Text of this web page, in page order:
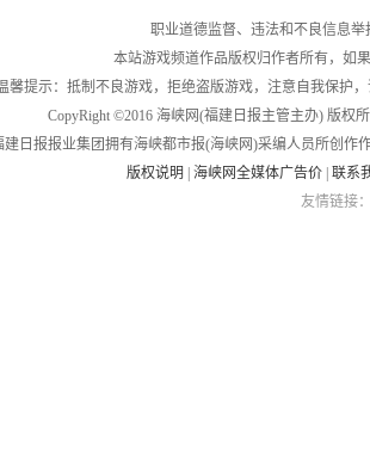
职业道德监督、违法和不良信息举
本站游戏频道作品版权归作者所有，如
馨提示：抵制不良游戏，拒绝盗版游戏，注意自我保护
CopyRight ©2016 海峡网(福建日报主管主办) 版权
建日报报业集团拥有海峡都市报(海峡网)采编人员所创作
版权说明
|海峡网全媒体广告价 |联系
友情链接